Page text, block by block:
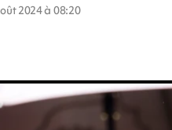
2024 à 08:20